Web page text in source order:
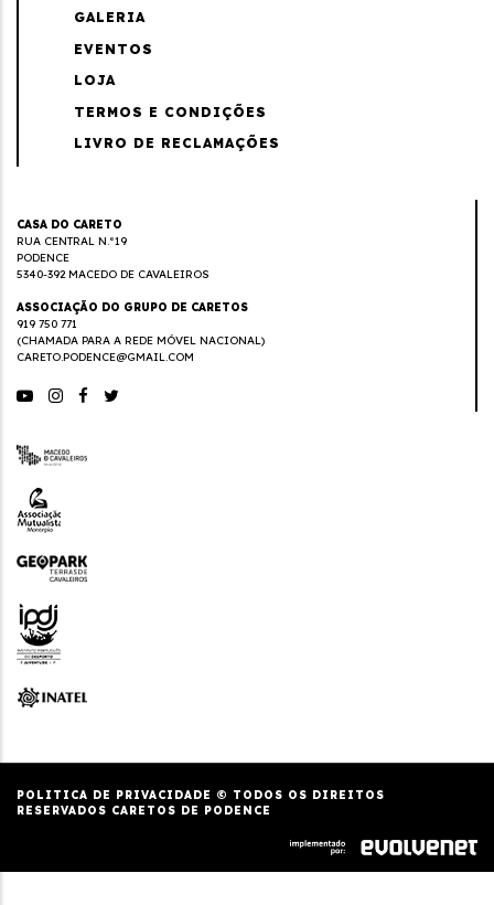
GALERIA
EVENTOS
LOJA
TERMOS E CONDIÇÕES
LIVRO DE RECLAMAÇÕES
CASA DO CARETO
RUA CENTRAL N.º19
PODENCE
5340-392 MACEDO DE CAVALEIROS
ASSOCIAÇÃO DO GRUPO DE CARETOS
919 750 771
(CHAMADA PARA A REDE MÓVEL NACIONAL)
CARETO.PODENCE@GMAIL.COM
POLITICA DE PRIVACIDADE © TODOS OS DIREITOS
RESERVADOS CARETOS DE PODENCE